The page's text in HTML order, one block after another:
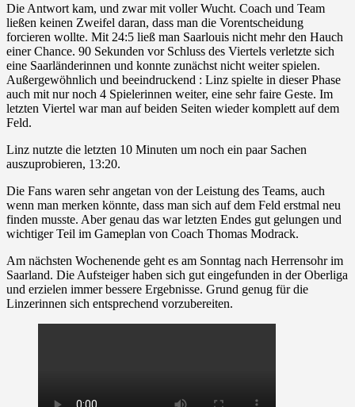
Die Antwort kam, und zwar mit voller Wucht. Coach und Team
ließen keinen Zweifel daran, dass man die Vorentscheidung
forcieren wollte. Mit 24:5 ließ man Saarlouis nicht mehr den Hauch
einer Chance. 90 Sekunden vor Schluss des Viertels verletzte sich
eine Saarländerinnen und konnte zunächst nicht weiter spielen.
Außergewöhnlich und beeindruckend : Linz spielte in dieser Phase
auch mit nur noch 4 Spielerinnen weiter, eine sehr faire Geste. Im
letzten Viertel war man auf beiden Seiten wieder komplett auf dem
Feld.
Linz nutzte die letzten 10 Minuten um noch ein paar Sachen
auszuprobieren, 13:20.
Die Fans waren sehr angetan von der Leistung des Teams, auch
wenn man merken könnte, dass man sich auf dem Feld erstmal neu
finden musste. Aber genau das war letzten Endes gut gelungen und
wichtiger Teil im Gameplan von Coach Thomas Modrack.
Am nächsten Wochenende geht es am Sonntag nach Herrensohr im
Saarland. Die Aufsteiger haben sich gut eingefunden in der Oberliga
und erzielen immer bessere Ergebnisse. Grund genug für die
Linzerinnen sich entsprechend vorzubereiten.